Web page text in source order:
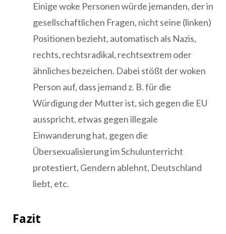
Einige woke Personen würde jemanden, der in
gesellschaftlichen Fragen, nicht seine (linken)
Positionen bezieht, automatisch als Nazis,
rechts, rechtsradikal, rechtsextrem oder
ähnliches bezeichen. Dabei stößt der woken
Person auf, dass jemand z. B. für die
Würdigung der Mutter ist, sich gegen die EU
ausspricht, etwas gegen illegale
Einwanderung hat, gegen die
Übersexualisierung im Schulunterricht
protestiert, Gendern ablehnt, Deutschland
liebt, etc.
Fazit